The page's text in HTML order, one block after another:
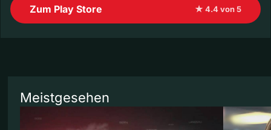
Zum Play Store ★ 4.4 von 5
Meistgesehen